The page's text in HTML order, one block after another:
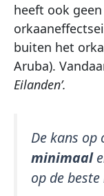
heeft ook
buiten het
Aruba).
Eilanden’.
De kans op
minimaal
op de